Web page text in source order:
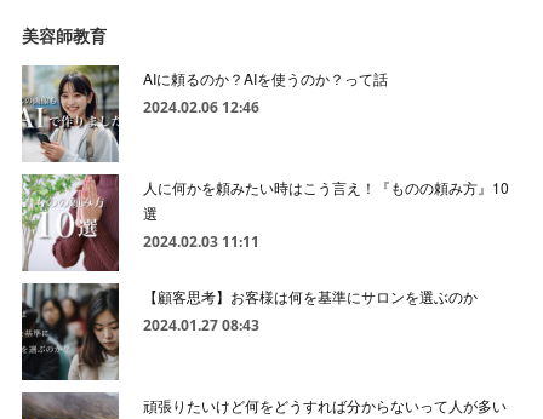
美容師教育
AIに頼るのか？AIを使うのか？って話
2024.02.06 12:46
人に何かを頼みたい時はこう言え！『ものの頼み方』10
選
2024.02.03 11:11
【顧客思考】お客様は何を基準にサロンを選ぶのか
2024.01.27 08:43
頑張りたいけど何をどうすれば分からないって人が多い